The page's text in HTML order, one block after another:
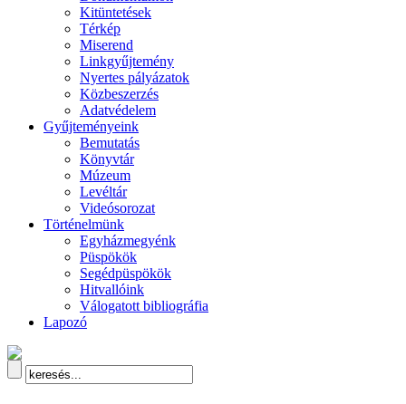
Kitüntetések
Térkép
Miserend
Linkgyűjtemény
Nyertes pályázatok
Közbeszerzés
Adatvédelem
Gyűjteményeink
Bemutatás
Könyvtár
Múzeum
Levéltár
Videósorozat
Történelmünk
Egyházmegyénk
Püspökök
Segédpüspökök
Hitvallóink
Válogatott bibliográfia
Lapozó